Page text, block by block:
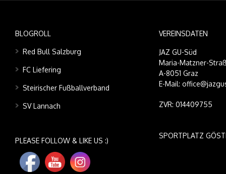
BLOGROLL
Red Bull Salzburg
FC Liefering
Steirischer Fußballverband
SV Lannach
PLEASE FOLLOW & LIKE US :)
VEREINSDATEN
JAZ GU-Süd
Maria-Matzner-
A-8051 Graz
E-Mail:
ZVR: 014409755
SPORTPLATZ